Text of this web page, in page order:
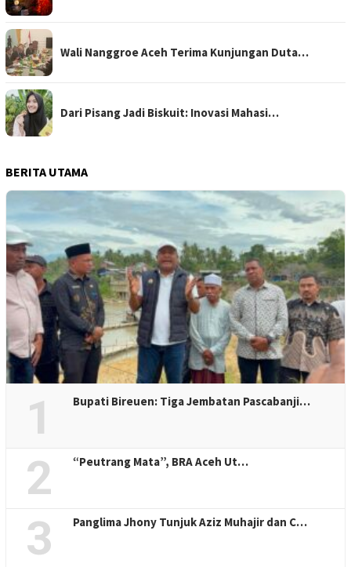
Wali Nanggroe Aceh Terima Kunjungan Duta…
Dari Pisang Jadi Biskuit: Inovasi Mahasi…
BERITA UTAMA
1 Bupati Bireuen: Tiga Jembatan Pascabanji…
2 “Peutrang Mata”, BRA Aceh Ut…
3 Panglima Jhony Tunjuk Aziz Muhajir dan C…